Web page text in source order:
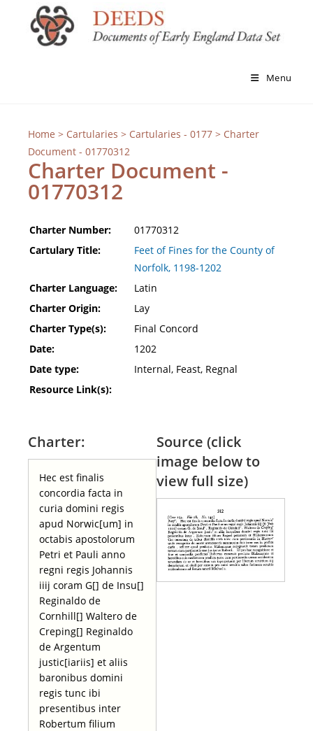
Menu
Home > Cartularies > Cartularies - 0177> Charter
Document - 01770312
Charter Document -
01770312
Charter Number:
01770312
Cartulary Title:
Feet of Fines for the County of
Norfolk, 1198-1202
Charter Language:
Latin
Charter Origin:
Lay
Charter Type(s):
Final Concord
Date:
1202
Date type:
Internal, Feast, Regnal
Resource Link(s):
Charter:
Hec est finalis
concordia facta in
curia domini regis
apud Norwic[um] in
octabis apostolorum
Petri et Pauli anno
regni regis Johannis
iiij coram G[] de Insu[]
Reginaldo de
Cornhill[] Waltero de
Creping[] Reginaldo
de Argentum
justic[iariis] et aliis
baronibus domini
regis tunc ibi
presentibus inter
Robertum filium
Source (click
image below to
view full size)